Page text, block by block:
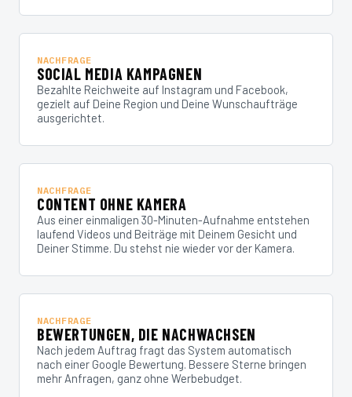
NACHFRAGE
SOCIAL MEDIA KAMPAGNEN
Bezahlte Reichweite auf Instagram und Facebook,
gezielt auf Deine Region und Deine Wunschaufträge
ausgerichtet.
NACHFRAGE
CONTENT OHNE KAMERA
Aus einer einmaligen 30-Minuten-Aufnahme entstehen
laufend Videos und Beiträge mit Deinem Gesicht und
Deiner Stimme. Du stehst nie wieder vor der Kamera.
NACHFRAGE
BEWERTUNGEN, DIE NACHWACHSEN
Nach jedem Auftrag fragt das System automatisch
nach einer Google Bewertung. Bessere Sterne bringen
mehr Anfragen, ganz ohne Werbebudget.